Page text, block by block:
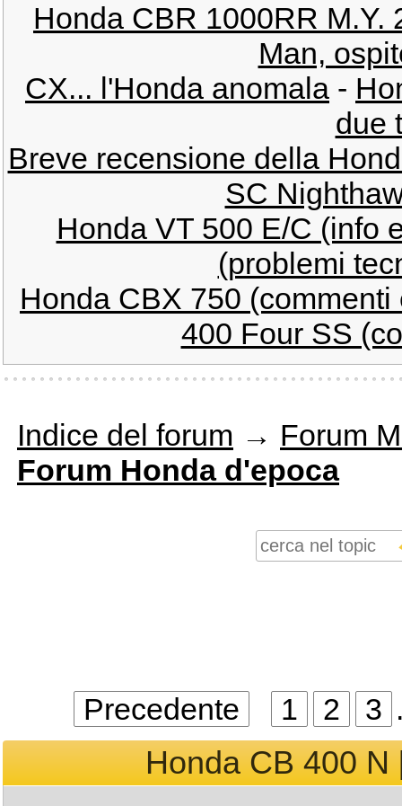
Honda CBR 1000RR M.Y.
Man,
CX... l'Honda anomala -
due
Breve recensione della
SC
Honda VT 500 E/C (info
(problemi
Honda CBX 750
400 Four SS
Indice del forum → Forum
Forum Honda d'epoca
Precedente 1 2 3
Honda CB 400